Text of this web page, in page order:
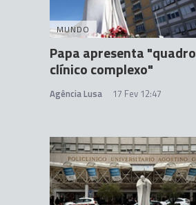
MUNDO
Papa apresenta "quadro
clínico complexo"
Agência Lusa 17 Fev 12:47